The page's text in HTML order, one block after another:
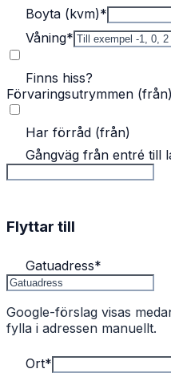
Boyta (kvm)*
Våning*
Finns hiss?
Förvaringsutrymmen (från)
Har förråd (från)
Gångväg från entré till
Flyttar till
Gatuadress*
Google-förslag visas
fylla i adressen manuellt.
Ort*